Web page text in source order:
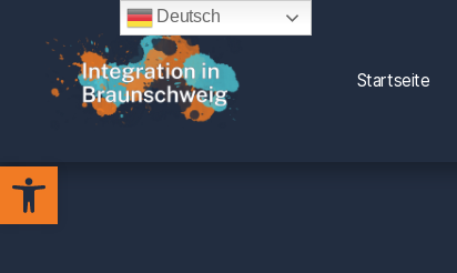
Werkzeugleiste öffnen in
Braunschweig
Startseite
Deutsch